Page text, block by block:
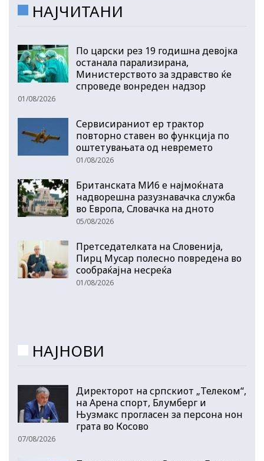
НАЈЧИТАНИ
По царски рез 19 годишна девојка
останала парализирана,
Министерството за здравство ќе
спроведе вонреден надзор
01/08/2026
Сервисираниот ер трактор
повторно ставен во функција по
оштетувањата од невремето
01/08/2026
Британската МИ6 е најмоќната
надворешна разузнавачка служба
во Европа, Словачка на дното
05/08/2026
Претседателката на Словенија,
Пирц Мусар полесно повредена во
сообраќајна несреќа
01/08/2026
НАЈНОВИ
Директорот на српскиот „Телеком“,
на Арена спорт, Блумберг и
Њузмакс прогласен за персона нон
грата во Косово
07/08/2026